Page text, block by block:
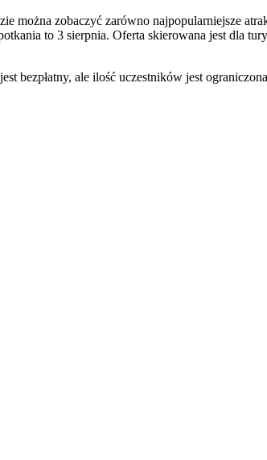
można zobaczyć zarówno najpopularniejsze
to 3 sierpnia. Oferta skierowana jest dla
bezpłatny, ale ilość uczestników jest